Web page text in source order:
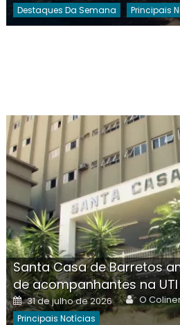
Destaques Da Semana Principais
Santa Casa de Barretos
de acompanhantes na UTI
Posted
on
31 de julho de 2026 Author
O
Principais Notícias